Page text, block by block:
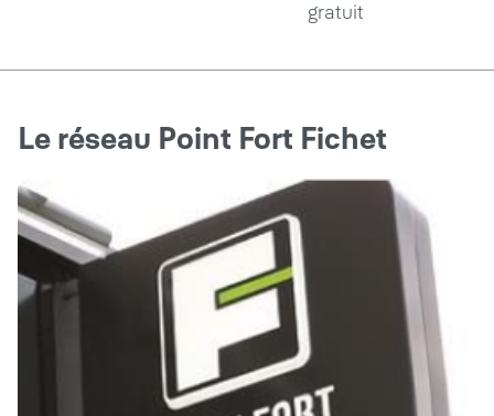
gratuit
Le réseau Point Fort Fichet